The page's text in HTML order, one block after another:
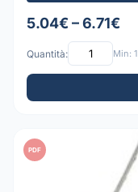
5.04€ – 6.71€
Quantità: Min: 1
PDF